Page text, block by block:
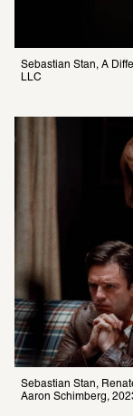
Sebastian Stan, A
LLC
Sebastian Stan,
Aaron Schimberg,